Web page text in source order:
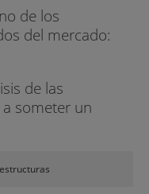
de los
del mercado:
de las
someter un